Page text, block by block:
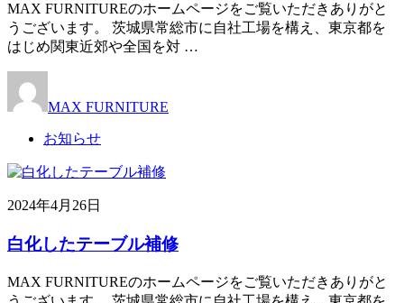
MAX FURNITUREのホームページをご覧いただきありがと
うございます。 茨城県常総市に自社工場を構え、東京都を
はじめ関東近郊や全国を対 …
MAX FURNITURE
お知らせ
2024年4月26日
白化したテーブル補修
MAX FURNITUREのホームページをご覧いただきありがと